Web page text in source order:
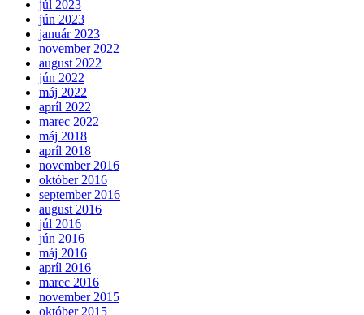
júl 2023
jún 2023
január 2023
november 2022
august 2022
jún 2022
máj 2022
apríl 2022
marec 2022
máj 2018
apríl 2018
november 2016
október 2016
september 2016
august 2016
júl 2016
jún 2016
máj 2016
apríl 2016
marec 2016
november 2015
október 2015